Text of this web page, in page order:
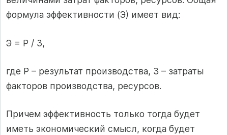
формула эффективности (Э) имеет вид:
Э = Р / З,
где Р – результат производства, З – затраты
факторов производства, ресурсов.
Причем эффективность только тогда будет
иметь экономический смысл, когда будет